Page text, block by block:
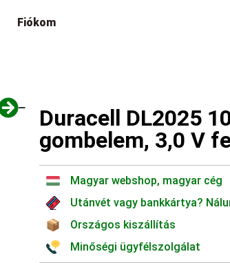
Fiókom
Duracell DL2025
gombelem, 3,0 V
Magyar webshop, magyar cég
Utánvét vagy bankkártya?
Országos kiszállítás
Minőségi ügyfélszolgálat